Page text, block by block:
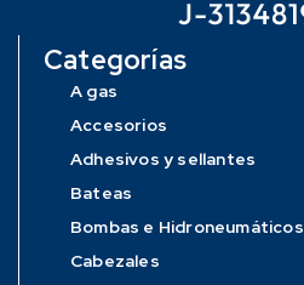
Categorías
A gas
Accesorios
Adhesivos y sellantes
Bateas
Bombas e Hidroneumáticos
Cabezales